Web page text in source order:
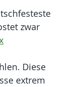
zwar
Diese
extrem